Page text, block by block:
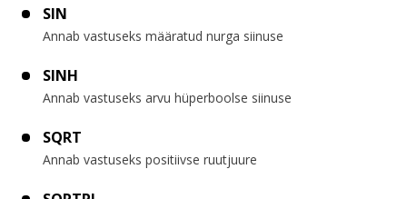
SIN
Annab vastuseks määratud nurga siinuse
SINH
Annab vastuseks arvu hüperboolse siinuse
SQRT
Annab vastuseks positiivse ruutjuure